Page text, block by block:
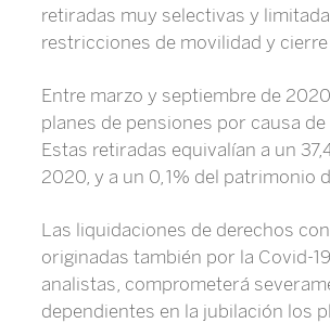
retiradas muy selectivas y
restricciones de movilidad y
Entre marzo y septiembre de
planes de pensiones por causa de
Estas retiradas equivalían a un
2020, y a un 0,1% del patrimonio
Las liquidaciones de derechos
originadas también por la Covid-
analistas, comprometerá
dependientes en la jubilación los